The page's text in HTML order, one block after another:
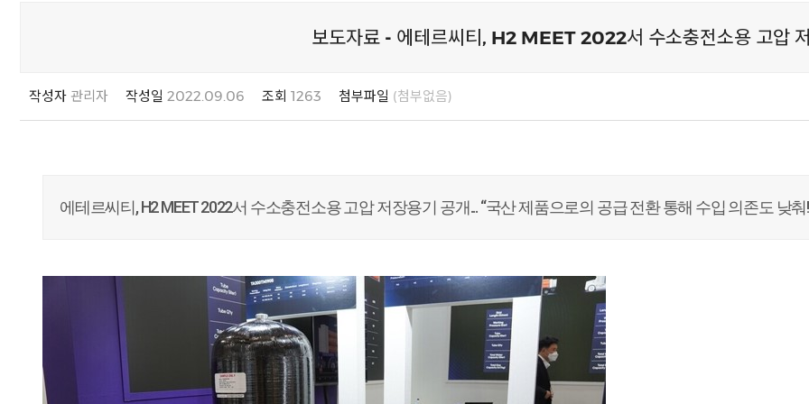
보도자료 - 에테르씨티, H2 MEET 2022서 수소충전소용 고압
작성자 관리자 작성일 2022.09.06 조회 1263 첨부파일 (첨부없음)
에테르씨티 , H2 MEET 2022서 수소충전소용고압저장용기 공개 ... “국산제품으로의 공급전환 통해 수입 의존도 낮춰